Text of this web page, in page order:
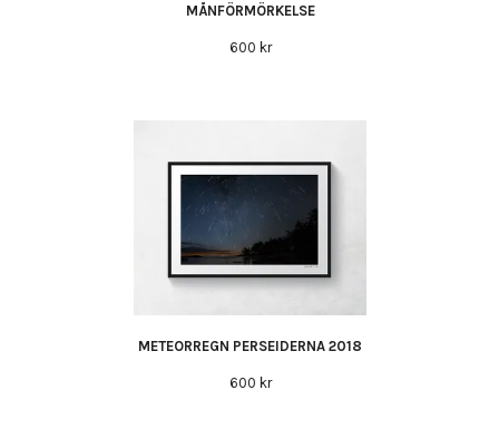
MÅNFÖRMÖRKELSE
600 kr
METEORREGN PERSEIDERNA 2018
600 kr